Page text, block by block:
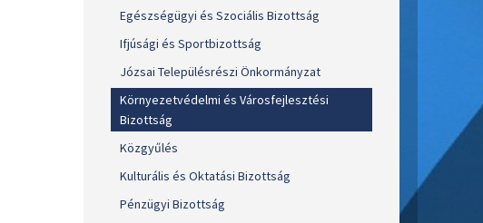
Egészségügyi és Szociális Bizottság
Ifjúsági és Sportbizottság
Józsai Településrészi Önkormányzat
Környezetvédelmi és Városfejlesztési
Bizottság
Közgyűlés
Kulturális és Oktatási Bizottság
Pénzügyi Bizottság